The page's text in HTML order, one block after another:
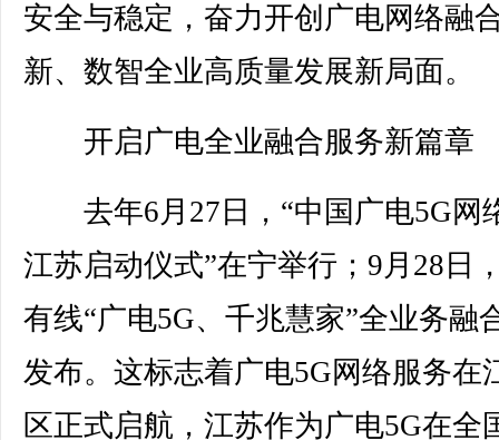
安全与稳定，奋力开创广电网络融
新、数智全业高质量发展新局面。
开启广电全业融合服务新篇章
去年6月27日，“中国广电5G网
江苏启动仪式”在宁举行；9月28日
有线“广电5G、千兆慧家”全业务融
发布。这标志着广电5G网络服务在
区正式启航，江苏作为广电5G在全